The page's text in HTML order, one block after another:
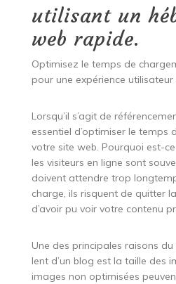
utilisant un
web rapide.
Optimisez le temps de
pour une expérience
Lorsqu’il s’agit de
essentiel d’optimiser le temps
votre site web. Pourquoi est-
les visiteurs en ligne sont
doivent attendre trop
charge, ils risquent de quitter
d’avoir pu voir votre contenu
Une des principales raisons
lent d’un blog est la taille des
images non optimisées